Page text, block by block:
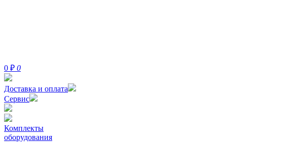
0 ₽ 0
Доставка и оплата
Сервис
Комплекты
оборудования